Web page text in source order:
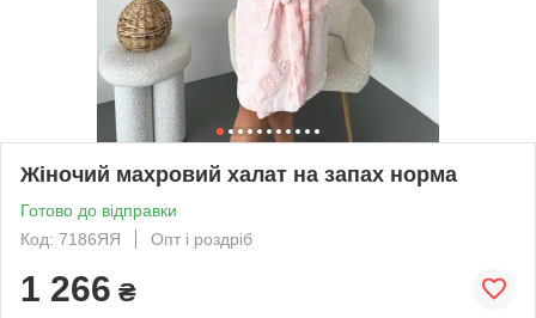
Жіночий махровий халат на запах норма
Готово до відправки
Код: 7186ЯЯ
Опт і роздріб
1 266 ₴